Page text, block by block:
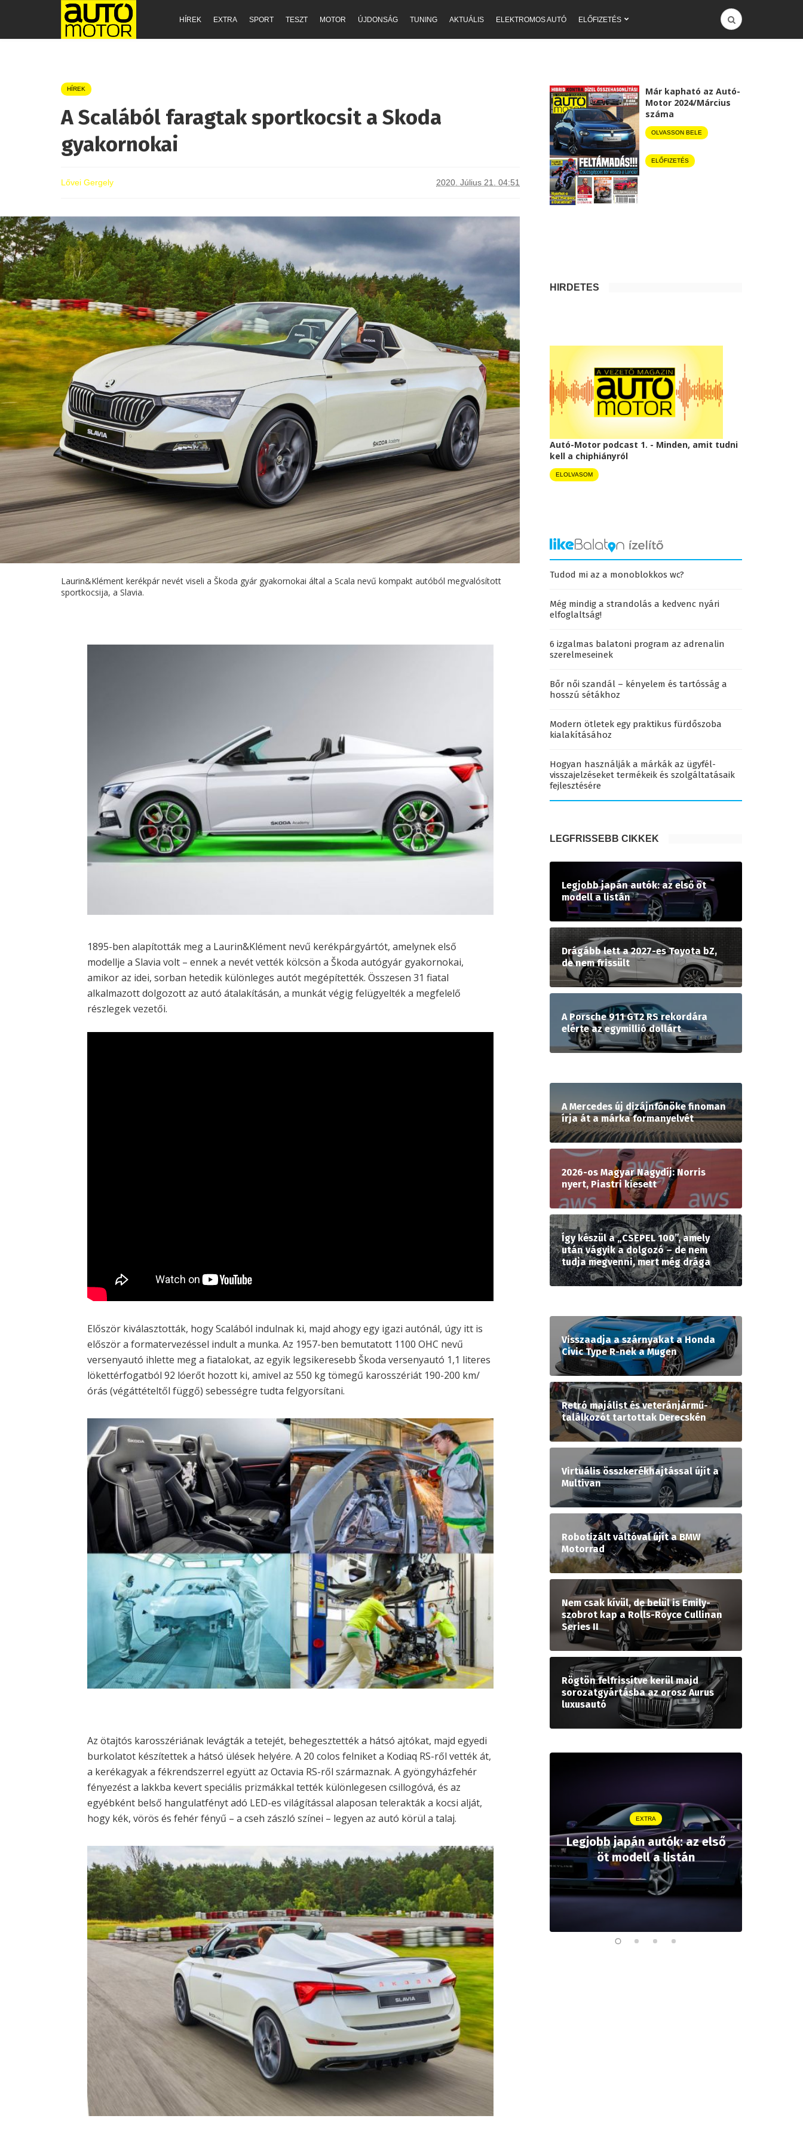
HÍREK EXTRA SPORT TESZT MOTOR ÚJDONSÁG TUNING AKTUÁLIS ELEKTROMOS AUTÓ ELŐFIZETÉS
HÍREK
A Scalából faragtak sportkocsit a Skoda
gyakornokai
Lővei Gergely 2020. Július 21. 04:51
Laurin&Klément kerékpár nevét viseli a Škoda gyár gyakornokai által a Scala nevű kompakt autóból megvalósított
sportkocsija, a Slavia.
1895-ben alapították meg a Laurin&Klément nevű kerékpárgyártót, amelynek első
modellje a Slavia volt – ennek a nevét vették kölcsön a Škoda autógyár gyakornokai,
amikor az idei, sorban hetedik különleges autót megépítették. Összesen 31 fiatal
alkalmazott dolgozott az autó átalakításán, a munkát végig felügyelték a megfelelő
részlegek vezetői.
Először kiválasztották, hogy Scalából indulnak ki, majd ahogy egy igazi autónál, úgy itt is
először a formatervezéssel indult a munka. Az 1957-ben bemutatott 1100 OHC nevű
versenyautó ihlette meg a fiatalokat, az egyik legsikeresebb Škoda versenyautó 1,1 literes
lökettérfogatból 92 lóerőt hozott ki, amivel az 550 kg tömegű karosszériát 190-200 km/
órás (végáttételtől függő) sebességre tudta felgyorsítani.
Az ötajtós karosszériának levágták a tetejét, behegesztették a hátsó ajtókat, majd egyedi
burkolatot készítettek a hátsó ülések helyére. A 20 colos felniket a Kodiaq RS-ről vették át,
a kerékagyak a fékrendszerrel együtt az Octavia RS-ről származnak. A gyöngyházfehér
fényezést a lakkba kevert speciális prizmákkal tették különlegesen csillogóvá, és az
egyébként belső hangulatfényt adó LED-es világítással alaposan telerakták a kocsi alját,
hogy kék, vörös és fehér fényű – a cseh zászló színei – legyen az autó körül a talaj.
Már kapható az Autó-
Motor 2024/Március
száma
OLVASSON BELE
ELŐFIZETÉS
HIRDETÉS
Autó-Motor podcast 1. - Minden, amit tudni
kell a chiphiányról
ELOLVASOM
Tudod mi az a monoblokkos wc?
Még mindig a strandolás a kedvenc nyári
elfoglaltság!
6 izgalmas balatoni program az adrenalin
szerelmeseinek
Bőr női szandál – kényelem és tartósság a
hosszú sétákhoz
Modern ötletek egy praktikus fürdőszoba
kialakításához
Hogyan használják a márkák az ügyfél-
visszajelzéseket termékeik és szolgáltatásaik
fejlesztésére
LEGFRISSEBB CIKKEK
Legjobb japán autók: az első öt
modell a listán
Drágább lett a 2027-es Toyota bZ,
de nem frissült
A Porsche 911 GT2 RS rekordára
elérte az egymillió dollárt
A Mercedes új dizájnfőnöke finoman
írja át a márka formanyelvét
2026-os Magyar Nagydíj: Norris
nyert, Piastri kiesett
Így készül a „CSEPEL 100”, amely
után vágyik a dolgozó – de nem
tudja megvenni, mert még drága
Visszaadja a szárnyakat a Honda
Civic Type R-nek a Mugen
Retró majálist és veteránjármű-
találkozót tartottak Derecskén
Virtuális összkerékhajtással újít a
Multivan
Robotizált váltóval újít a BMW
Motorrad
Nem csak kívül, de belül is Emily-
szobrot kap a Rolls-Royce Cullinan
Series II
Rögtön felfrissítve kerül majd
sorozatgyártásba az orosz Aurus
luxusautó
EXTRA
Legjobb japán autók: az első
öt modell a listán